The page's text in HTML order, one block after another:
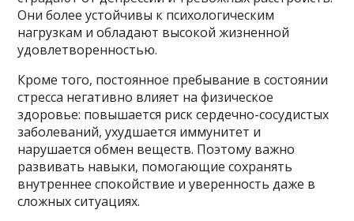
Они более устойчивы к психологическим
нагрузкам и обладают высокой жизненной
удовлетворенностью.
Кроме того, постоянное пребывание в состоянии
стресса негативно влияет на физическое
здоровье: повышается риск сердечно-сосудистых
заболеваний, ухудшается иммунитет и
нарушается обмен веществ. Поэтому важно
развивать навыки, помогающие сохранять
внутреннее спокойствие и уверенность даже в
сложных ситуациях.